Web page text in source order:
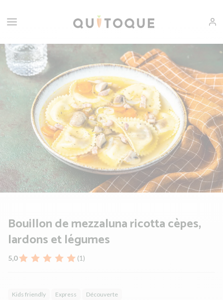
Bouillon de mezzaluna ricotta cèpes,
lardons et légumes
5,0 (1)
Kids friendly Express Découverte